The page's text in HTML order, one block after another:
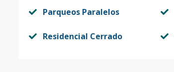
Parqueos Paralelos
Residencial Cerrado